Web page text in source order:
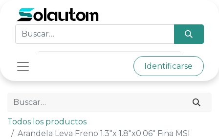
Identificarse
Todos los productos
Arandela Leva Freno 1.3"x 1.8"x0.06" Fina MSI